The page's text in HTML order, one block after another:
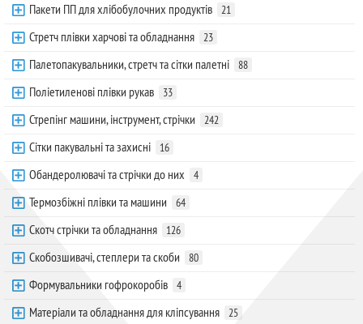
Пакети ПП для хлібобулочних продуктів 21
Стретч плівки харчові та обладнання 23
Палетопакувальники, стретч та сітки палетні 88
Поліетиленові плівки рукав 33
Стрепінг машини, інструмент, стрічки 242
Сітки пакувальні та захисні 16
Обандеролювачі та стрічки до них 4
Термозбіжні плівки та машини 64
Скотч стрічки та обладнання 126
Скобозшивачі, степлери та скоби 80
Формувальники гофрокоробів 4
Матеріали та обладнання для кліпсування 25